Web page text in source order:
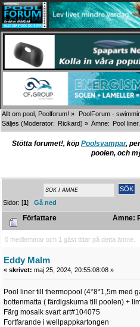
Allt om pool, Poolforum! » PoolForum -
Säljes (Moderator: Rickard) » Ämne: Pool liner.
Stötta forumet!, köp Poolsvampar,
poolen, och
Sidor: [1]Gå ned
Författare Ämne:
0 medlemmar och 1 gäst tittar på detta ämne.
Eddy Malm
« skrivet: maj 25, 2024, 20:55:08:08 »
Pool liner till thermopool (4*8*1,5m med
bottenmatta ( färdigskurna till poolen) +
Färg mosaik svart art#104075
Fortfarande i wellpappkartongen